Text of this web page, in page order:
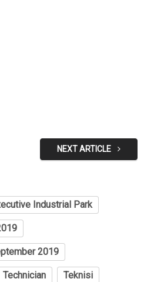
NEXT ARTICLE
Industrial Park
2019
Technician Teknisi